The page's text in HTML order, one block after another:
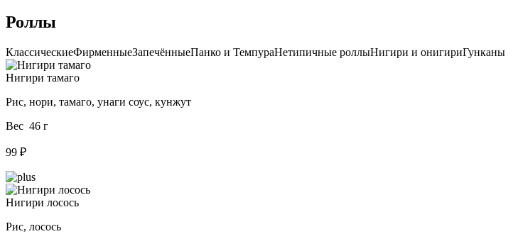
Роллы
КлассическиеФирменныеЗапечённыеПанко и ТемпураНетипичные роллыНигири и онигириГунканы
Нигири тамаго
Рис, нори, тамаго, унаги соус, кунжут
Вес 46 г
99 ₽
Нигири лосось
Рис, лосось